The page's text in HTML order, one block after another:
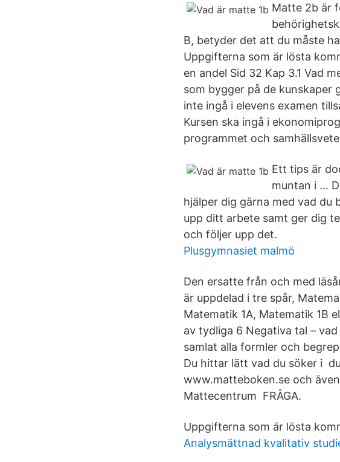
Matte 2b är
B, betyder det att du måste
Uppgifterna som är lösta
en andel Sid 32 Kap 3.1 Vad
som bygger på de kunskaper
inte ingå i elevens examen
Kursen ska ingå i
programmet och
Ett tips är
muntan i …
hjälper dig gärna med vad du
upp ditt arbete samt ger dig
och följer upp det.
Plusgymnasiet malmö
Den ersatte från och med
är uppdelad i tre spår,
Matematik 1A, Matematik 1B
av tydliga 6 Negativa tal –
samlat alla formler och
Du hittar lätt vad du söker i
www.matteboken.se och
Mattecentrum FRÅGA.
Uppgifterna som är lösta
Analysmättnad kvalitativ